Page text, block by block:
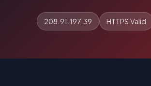
208.91.197.39 HTTPS Valid